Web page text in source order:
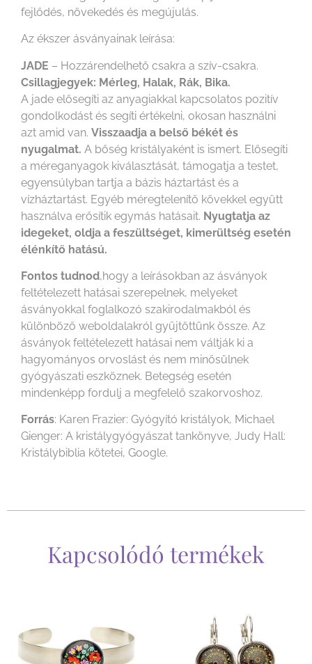
fejlődés, növekedés és megújulás.
Az ékszer ásványainak leírása:
JADE – Hozzárendelhető csakra a szív-csakra.
Csillagjegyek: Mérleg, Halak, Rák, Bika.
A jade elősegíti az anyagiakkal kapcsolatos pozitív
gondolkodást és segíti értékelni, okosan használni
azt amid van. Visszaadja a belső békét és
nyugalmat. A bőség kristályaként is ismert. Elősegíti
a méreganyagok kiválasztását, támogatja a testet,
egyensúlyban tartja a bázis háztartást és a
vízháztartást. Egyéb méregtelenítő kövekkel együtt
használva erősítik egymás hatásait. Nyugtatja az
idegeket, oldja a feszültséget, kimerültség esetén
élénkítő hatású.
Fontos tudnod,hogy a leírásokban az ásványok
feltételezett hatásai szerepelnek, melyeket
ásványokkal foglalkozó szakirodalmakból és
különböző weboldalakról gyűjtöttünk össze. Az
ásványok feltételezett hatásai nem váltják ki a
hagyományos orvoslást és nem minősülnek
gyógyászati eszköznek. Betegség esetén
mindenképp fordulj a megfelelő szakorvoshoz.
Forrás: Karen Frazier: Gyógyító kristályok, Michael
Gienger: A kristálygyógyászat tankönyve, Judy Hall:
Kristálybiblia kötetei, Google.
Kapcsolódó termékek